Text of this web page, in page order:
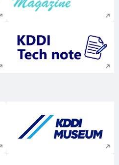
開く 新規ウィンドウで
開く 新規ウィンドウで